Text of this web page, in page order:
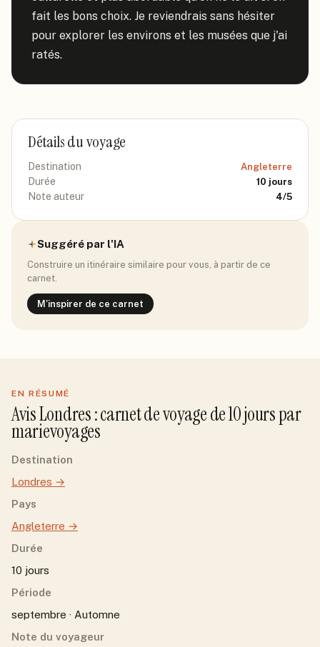
fait les bons choix. Je reviendrais sans hésiter
pour explorer les environs et les musées que j'ai
ratés.
Détails du voyage
Destination Angleterre
Durée 10 jours
Note auteur 4/5
Suggéré par l'IA
Construire un itinéraire similaire pour vous, à partir de ce
carnet.
M'inspirer de ce carnet
EN RÉSUMÉ
AvisLondres: carnet de voyage de10jourspar
marievoyages
Destination
Londres →
Pays
Angleterre →
Durée
10 jours
Période
septembre · Automne
Note du voyageur